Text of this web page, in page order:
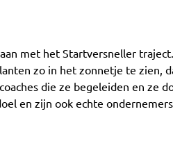
met het Startversneller
zo in het zonnetje te zien,
die ze begeleiden en ze
en zijn ook echte